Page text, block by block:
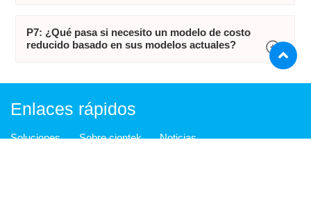
P7: ¿Qué pasa si necesito un modelo de costo
reducido basado en sus modelos actuales?
Enlaces rápidos
Soluciones Sobre ciontek
Noticias